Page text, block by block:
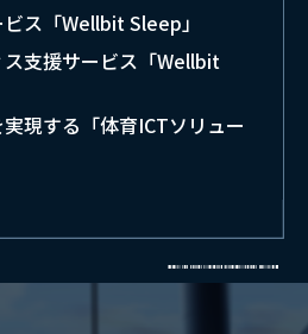
ス「Wellbit Sleep」
ス支援サービス「Wellbit
現する「体育ICTソリュー